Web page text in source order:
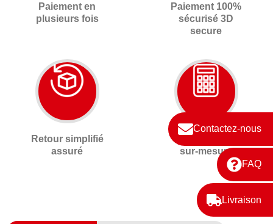
Contactez-nous
FAQ
Livraison
Paiement en
plusieurs fois
Paiement 100%
sécurisé 3D
secure
Retour simplifié
assuré
sur-mesure